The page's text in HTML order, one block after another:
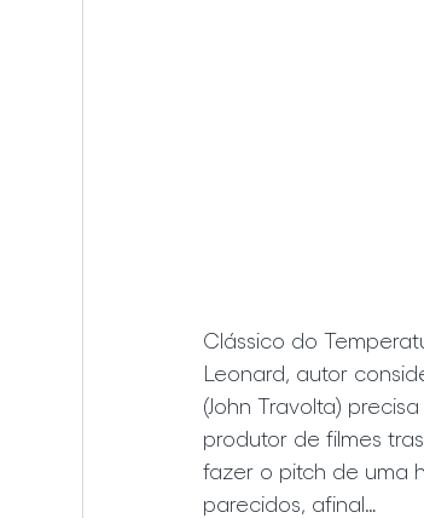
Clássico do
Leonard, autor
(John Travolta)
produtor de filmes
fazer o pitch de uma
parecidos, afinal…